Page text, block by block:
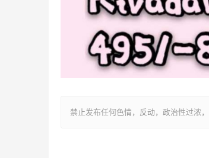
禁止发布任何色情，反动，政治性过浓